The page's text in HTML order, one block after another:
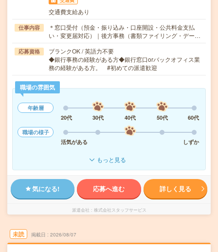
交通費支給あり
仕事内容
＊窓口受付（預金・振り込み・口座開設・公共料金支払
い・変更届対応）｜後方事務（書類ファイリング・デー…
応募資格
ブランクOK / 英語力不要
◆銀行事務の経験がある方◆銀行窓口orバックオフィス業
務の経験がある方。 #初めての派遣歓迎
職場の雰囲気
年齢層
20代
30代 40代 50代
60代
職場の様子
活気がある
しずか
もっと見る
気になる! 応募へ進む 詳しく見る
派遣会社 株式会社スタッフサービス
未読 掲載日 2026/08/07